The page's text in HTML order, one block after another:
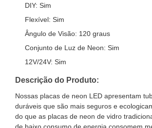
DIY: Sim
Flexível: Sim
Ângulo de Visão: 120 graus
Conjunto de Luz de Neon: Sim
12V/24V: Sim
Descrição do Produto:
Nossas placas de neon LED apresentam
duráveis que são mais seguros e
do que as placas de neon de vidro